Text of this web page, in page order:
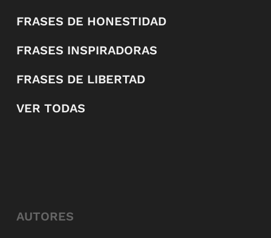
FRASES DE HONESTIDAD
FRASES INSPIRADORAS
FRASES DE LIBERTAD
VER TODAS
AUTORES